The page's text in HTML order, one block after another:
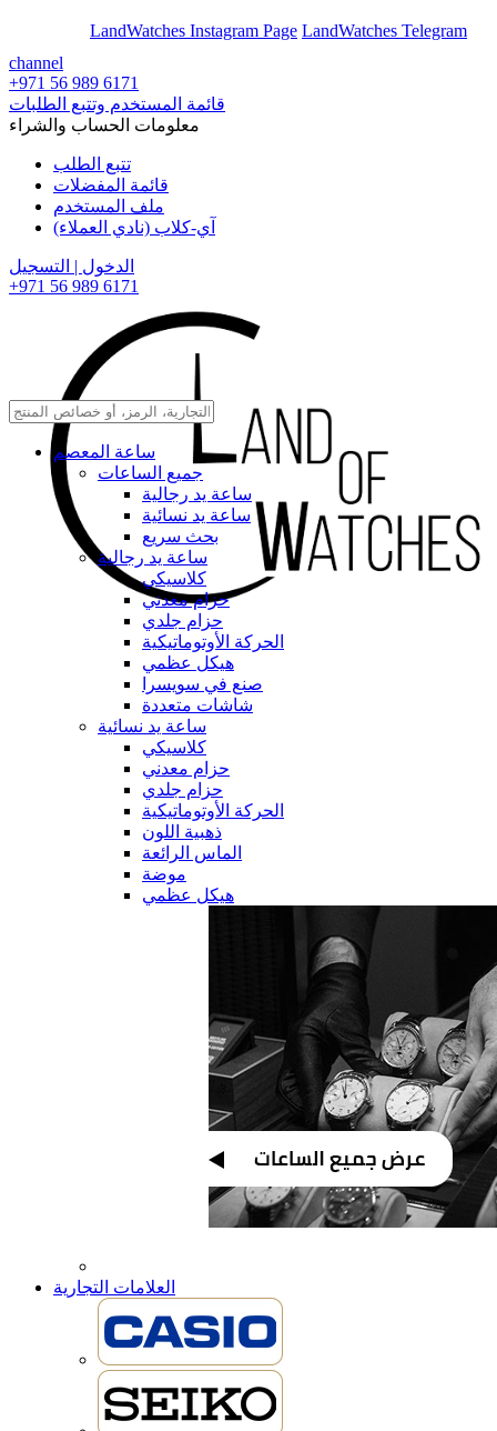
LandWatches Instagram Page LandWatches Telegram
channel
+971 56 989 6171
قائمة المستخدم وتتبع الطلبات
معلومات الحساب والشراء
تتبع الطلب
قائمة المفضلات
ملف المستخدم
آي-كلاب (نادي العملاء)
الدخول | التسجيل
+971 56 989 6171
ساعة المعصم
جميع الساعات
ساعة يد رجالية
ساعة يد نسائية
بحث سريع
ساعة يد رجالية
كلاسيكي
حزام معدني
حزام جلدي
الحركة الأوتوماتيكية
هيكل عظمي
صنع في سويسرا
شاشات متعددة
ساعة يد نسائية
كلاسيكي
حزام معدني
حزام جلدي
الحركة الأوتوماتيكية
ذهبية اللون
الماس الرائعة
موضة
هيكل عظمي
العلامات التجارية